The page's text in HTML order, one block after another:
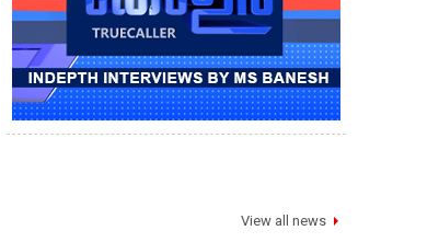
View all news